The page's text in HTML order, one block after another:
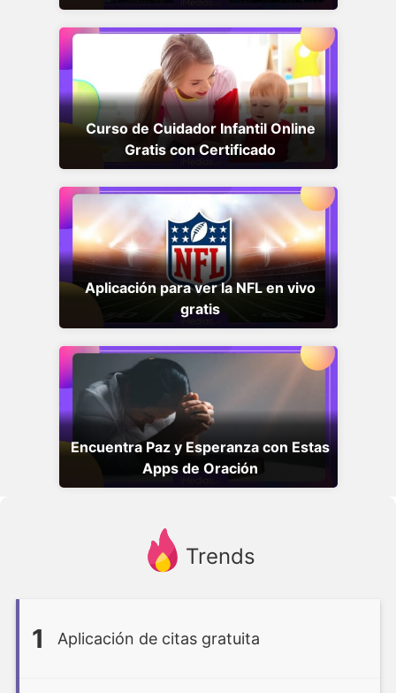
Curso de Cuidador Infantil Online
Gratis con Certificado
Aplicación para ver la NFL en vivo
gratis
Encuentra Paz y Esperanza con Estas
Apps de Oración
Trends
1 Aplicación de citas gratuita